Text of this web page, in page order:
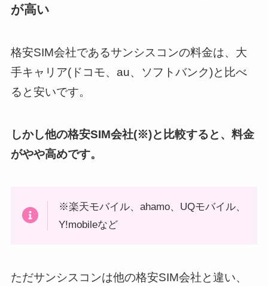
が高い
格安SIM会社であるサンシスコンの料金は、大
手キャリア(ドコモ、au、ソフトバンク)と比べ
ると安いです。
しかし他の格安SIM会社(※)と比較すると、料金
がやや高めです。
※楽天モバイル、ahamo、UQモバイル、
Y!mobileなど
ただサンシスコンは他の格安SIM会社と違い、